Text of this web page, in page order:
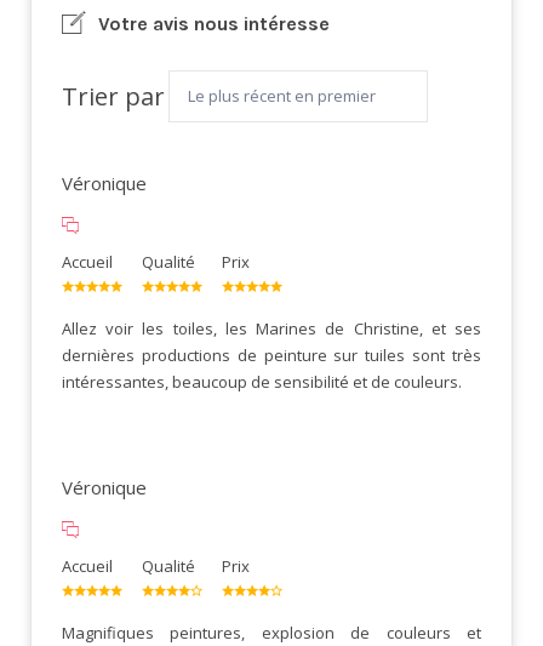
Votre avis nous intéresse
Trier par
Véronique
Accueil Qualité Prix
Allez voir les toiles, les Marines de Christine, et ses
dernières productions de peinture sur tuiles sont très
intéressantes, beaucoup de sensibilité et de couleurs.
Véronique
Accueil Qualité Prix
Magnifiques peintures, explosion de couleurs et